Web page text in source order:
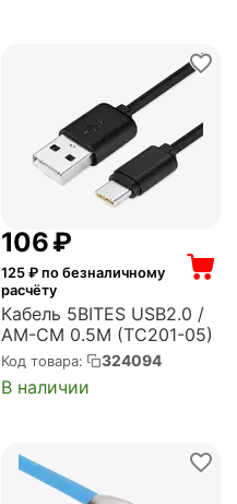
‍106‍₽
125₽ по безналичному
расчёту
Кабель 5BITES USB2.0 /
AM-CM 0.5M (TC201-05)
Код товара: 324094
В наличии